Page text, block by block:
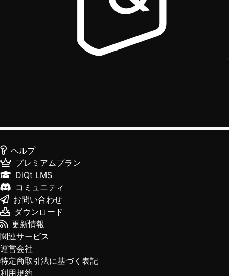
ヘルプ
プレミアムプラン
DiQt LMS
コミュニティ
お問い合わせ
ダウンロード
更新情報
関連サービス
運営会社
特定商取引法に基づく表記
利用規約